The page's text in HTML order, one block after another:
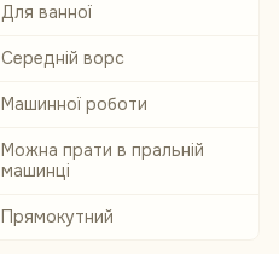
Для ванної
Середній ворс
Машинної роботи
Можна прати в пральній
машинці
Прямокутний